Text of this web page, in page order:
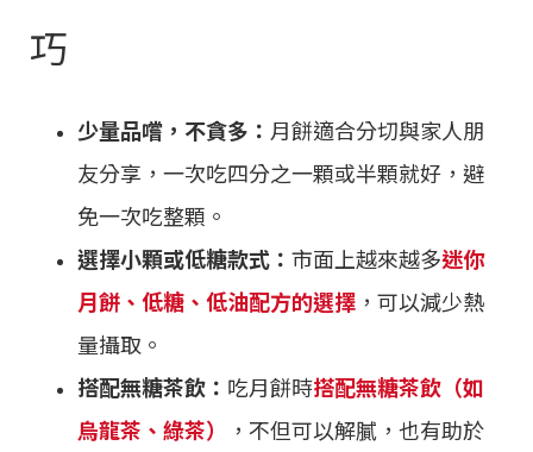
巧
少量品嚐，不貪多： 月餅適合分切與家人朋
友分享，一次吃四分之一顆或半顆就好，避
免一次吃整顆。
選擇小顆或低糖款式： 市面上越來越多迷你
月餅、低糖、低油配方的選擇 ，可以減少熱
量攝取。
搭配無糖茶飲： 吃月餅時搭配無糖茶飲（如
烏龍茶、綠茶）
，不但可以解膩，也有助於